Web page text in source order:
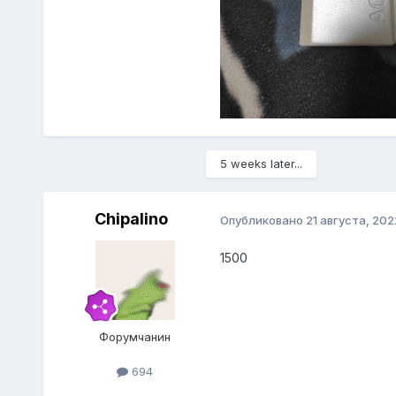
5 weeks later...
Chipalino
Форумчанин
694
Опубликовано 21 августа,
1500